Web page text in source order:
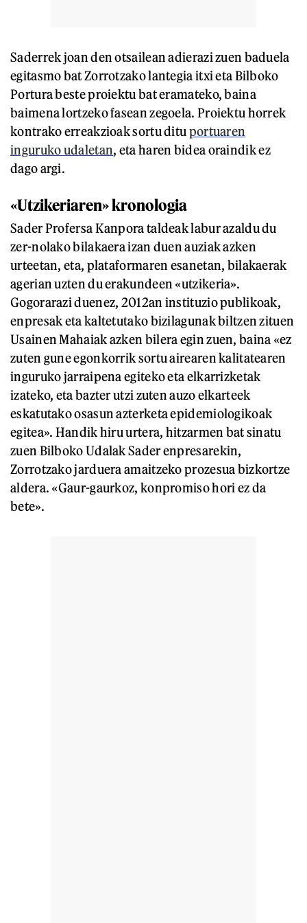
Saderrek joan den otsailean adierazi zuen baduela
egitasmo bat Zorrotzako lantegia itxi eta Bilboko
Portura beste proiektu bat eramateko, baina
baimena lortzeko fasean zegoela. Proiektu horrek
kontrako erreakzioak sortu ditu portuaren
inguruko udaletan, eta haren bidea oraindik ez
dago argi.
«Utzikeriaren» kronologia
Sader Profersa Kanpora taldeak labur azaldu du
zer-nolako bilakaera izan duen auziak azken
urteetan, eta, plataformaren esanetan, bilakaerak
agerian uzten du erakundeen «utzikeria».
Gogorarazi duenez, 2012an instituzio publikoak,
enpresak eta kaltetutako bizilagunak biltzen zituen
Usainen Mahaiak azken bilera egin zuen, baina «ez
zuten gune egonkorrik sortu airearen kalitatearen
inguruko jarraipena egiteko eta elkarrizketak
izateko, eta bazter utzi zuten auzo elkarteek
eskatutako osasun azterketa epidemiologikoak
egitea». Handik hiru urtera, hitzarmen bat sinatu
zuen Bilboko Udalak Sader enpresarekin,
Zorrotzako jarduera amaitzeko prozesua bizkortze
aldera. «Gaur-gaurkoz, konpromiso hori ez da
bete».